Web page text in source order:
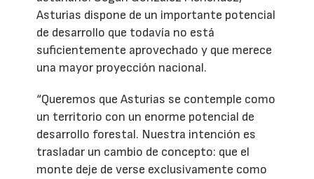
Asturias dispone de un importante potencial
de desarrollo que todavía no está
suficientemente aprovechado y que merece
una mayor proyección nacional.
“Queremos que Asturias se contemple como
un territorio con un enorme potencial de
desarrollo forestal. Nuestra intención es
trasladar un cambio de concepto: que el
monte deje de verse exclusivamente como